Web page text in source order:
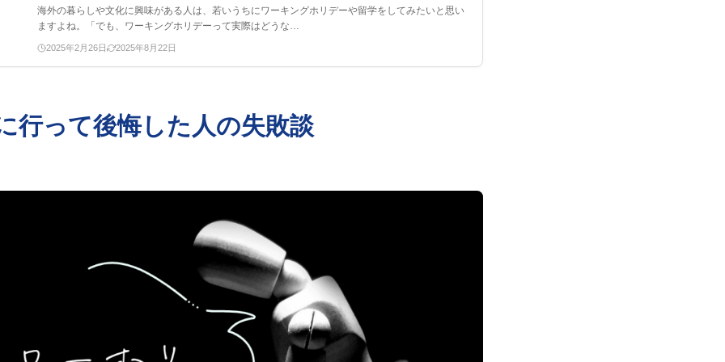
海外の暮らしや文化に興味がある人は、若いうちにワーキングホリデーや留学をしてみたいと思い
ますよね。「でも、ワーキングホリデーって実際はどうな…
2025年2月26日 2025年8月22日
行って後悔した人の失敗談